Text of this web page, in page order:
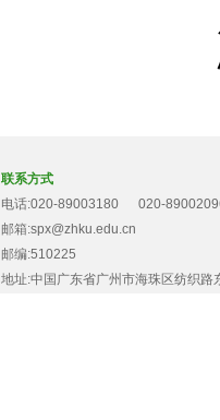
联系方式
电话:020-89003180 020-
邮箱:spx@zhku.edu.cn
邮编:510225
地址:中国广东省广州市海珠区纺织路